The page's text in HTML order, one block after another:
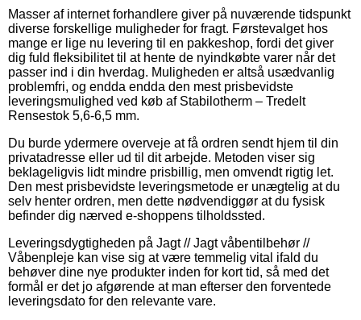
Masser af internet forhandlere giver på nuværende tidspunkt
diverse forskellige muligheder for fragt. Førstevalget hos
mange er lige nu levering til en pakkeshop, fordi det giver
dig fuld fleksibilitet til at hente de nyindkøbte varer når det
passer ind i din hverdag. Muligheden er altså usædvanlig
problemfri, og endda endda den mest prisbevidste
leveringsmulighed ved køb af Stabilotherm – Tredelt
Rensestok 5,6-6,5 mm.
Du burde ydermere overveje at få ordren sendt hjem til din
privatadresse eller ud til dit arbejde. Metoden viser sig
beklageligvis lidt mindre prisbillig, men omvendt rigtig let.
Den mest prisbevidste leveringsmetode er unægtelig at du
selv henter ordren, men dette nødvendiggør at du fysisk
befinder dig nærved e-shoppens tilholdssted.
Leveringsdygtigheden på Jagt // Jagt våbentilbehør //
Våbenpleje kan vise sig at være temmelig vital ifald du
behøver dine nye produkter inden for kort tid, så med det
formål er det jo afgørende at man efterser den forventede
leveringsdato for den relevante vare.